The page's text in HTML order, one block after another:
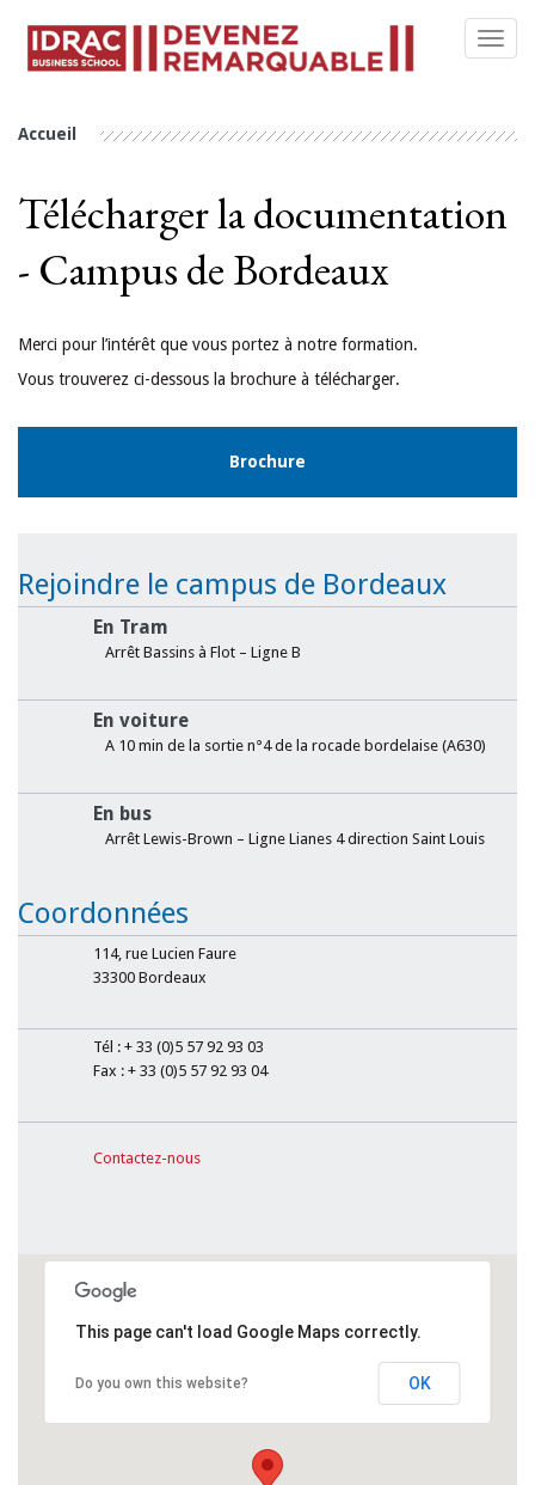
Accueil
Télécharger la documentation
- Campus de Bordeaux
Merci pour l’intérêt que vous portez à notre formation.
Vous trouverez ci-dessous la brochure à télécharger.
Brochure
Rejoindre le campus de Bordeaux
En Tram
Arrêt Bassins à Flot – Ligne B
En voiture
A 10 min de la sortie n°4 de la rocade bordelaise (A630)
En bus
Arrêt Lewis-Brown – Ligne Lianes 4 direction Saint Louis
Coordonnées
114, rue Lucien Faure
33300 Bordeaux
Tél : + 33 (0)5 57 92 93 03
Fax : + 33 (0)5 57 92 93 04
Contactez-nous
This page can't load Google Maps correctly.
Do you own this website? OK